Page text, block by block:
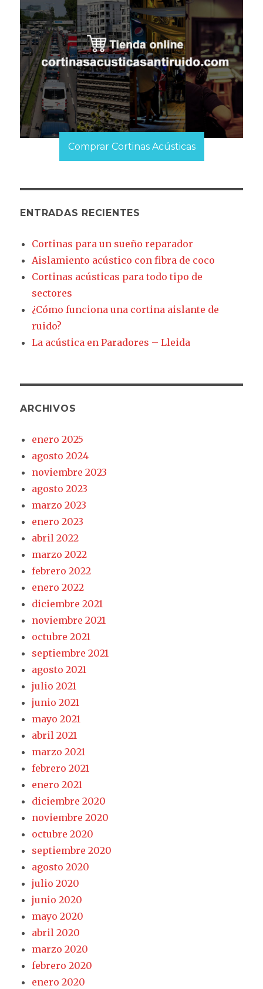
Comprar Cortinas Acústicas
ENTRADAS RECIENTES
Cortinas para un sueño reparador
Aislamiento acústico con fibra de coco
Cortinas acústicas para todo tipo de
sectores
¿Cómo funciona una cortina aislante de
ruido?
La acústica en Paradores – Lleida
ARCHIVOS
enero 2025
agosto 2024
noviembre 2023
agosto 2023
marzo 2023
enero 2023
abril 2022
marzo 2022
febrero 2022
enero 2022
diciembre 2021
noviembre 2021
octubre 2021
septiembre 2021
agosto 2021
julio 2021
junio 2021
mayo 2021
abril 2021
marzo 2021
febrero 2021
enero 2021
diciembre 2020
noviembre 2020
octubre 2020
septiembre 2020
agosto 2020
julio 2020
junio 2020
mayo 2020
abril 2020
marzo 2020
febrero 2020
enero 2020